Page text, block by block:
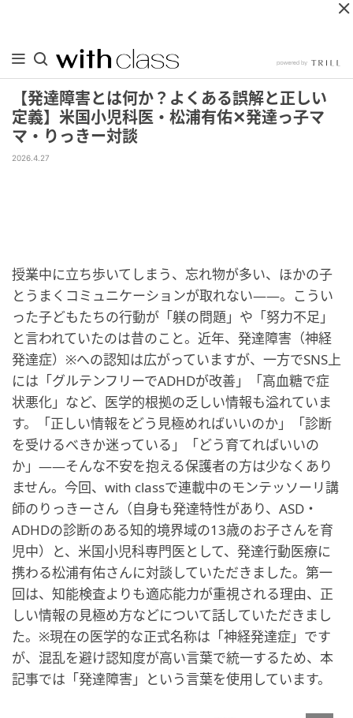
【発達障害とは何か？よくある誤解と正しい
定義】米国小児科医・松浦有佑✕発達っ子マ
マ・りっきー対談
2026.4.27
授業中に立ち歩いてしまう、忘れ物が多い、ほかの子
とうまくコミュニケーションが取れない——。こうい
った子どもたちの行動が「躾の問題」や「努力不足」
と言われていたのは昔のこと。近年、発達障害（神経
発達症）※への認知は広がっていますが、一方でSNS上
には「グルテンフリーでADHDが改善」「高血糖で症
状悪化」など、医学的根拠の乏しい情報も溢れていま
す。「正しい情報をどう見極めればいいのか」「診断
を受けるべきか迷っている」「どう育てればいいの
か」——そんな不安を抱える保護者の方は少なくあり
ません。今回、with classで連載中のモンテッソーリ講
師のりっきーさん（自身も発達特性があり、ASD・
ADHDの診断のある知的境界域の13歳のお子さんを育
児中）と、米国小児科専門医として、発達行動医療に
携わる松浦有佑さんに対談していただきました。第一
回は、知能検査よりも適応能力が重視される理由、正
しい情報の見極め方などについて話していただきまし
た。※現在の医学的な正式名称は「神経発達症」です
が、混乱を避け認知度が高い言葉で統一するため、本
記事では「発達障害」という言葉を使用しています。